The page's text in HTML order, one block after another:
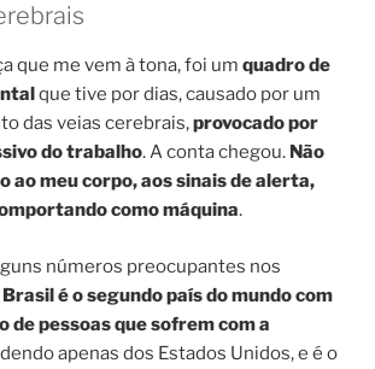
que me vem à tona, foi um quadro de
que tive por dias, causado por um
das veias cerebrais,provocado por
do trabalho. A conta chegou. Não
ao meu corpo, aos sinais de alerta,
como máquina.
números preocupantes nos
Brasil é o segundo país do mundo com
de pessoas que sofrem com a
apenas dos Estados Unidos, e é o